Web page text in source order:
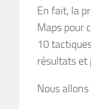
En fait, la
Maps pour
10
résultats et
Nous